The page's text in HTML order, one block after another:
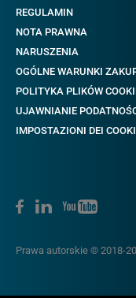
Prawa autorskie © 2018-
REGULAMIN
NOTA PRAWNA
NARUSZENIA
OGÓLNE WARUNKI
POLITYKA PLIKÓW
UJAWNIANIE
IMPOSTAZIONI DEI